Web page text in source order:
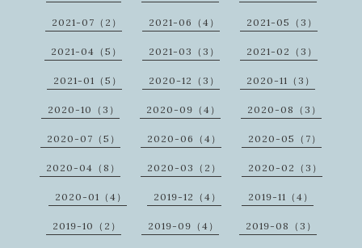
2021-07（2） 2021-06（4） 2021-05（3）
2021-04（5） 2021-03（3） 2021-02（3）
2021-01（5） 2020-12（3） 2020-11（3）
2020-10（3） 2020-09（4） 2020-08（3）
2020-07（5） 2020-06（4） 2020-05（7）
2020-04（8） 2020-03（2） 2020-02（3）
2020-01（4） 2019-12（4） 2019-11（4）
2019-10（2） 2019-09（4） 2019-08（3）